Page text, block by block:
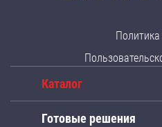
Каталог
Готовые решения